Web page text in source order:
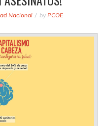
Nacional by PCOE